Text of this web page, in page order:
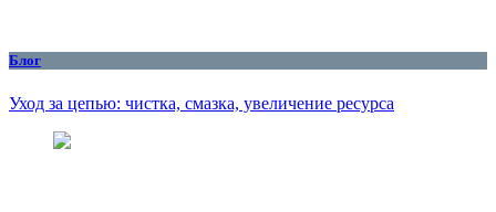
Блог
Уход за цепью: чистка, смазка, увеличение ресурса